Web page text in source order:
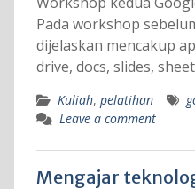
Pada workshop
dijelaskan mencakup
drive, docs, slides,
Kuliah, pelatihan
Leave a comment
Mengajar